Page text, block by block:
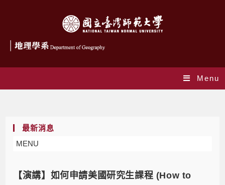
Menu
最新消息
MENU
【演講】如何申請美國研究生課程 (How to